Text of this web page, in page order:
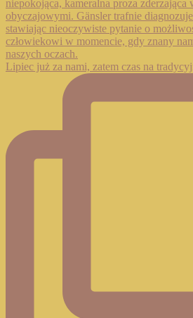
Lipiec już za nami, zatem czas na